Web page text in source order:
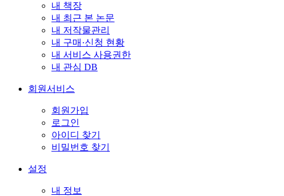
내 책장
내 최근 본 논문
내 저작물관리
내 구매·신청 현황
내 서비스 사용권한
내 관심 DB
회원서비스
회원가입
로그인
아이디 찾기
비밀번호 찾기
설정
내 정보